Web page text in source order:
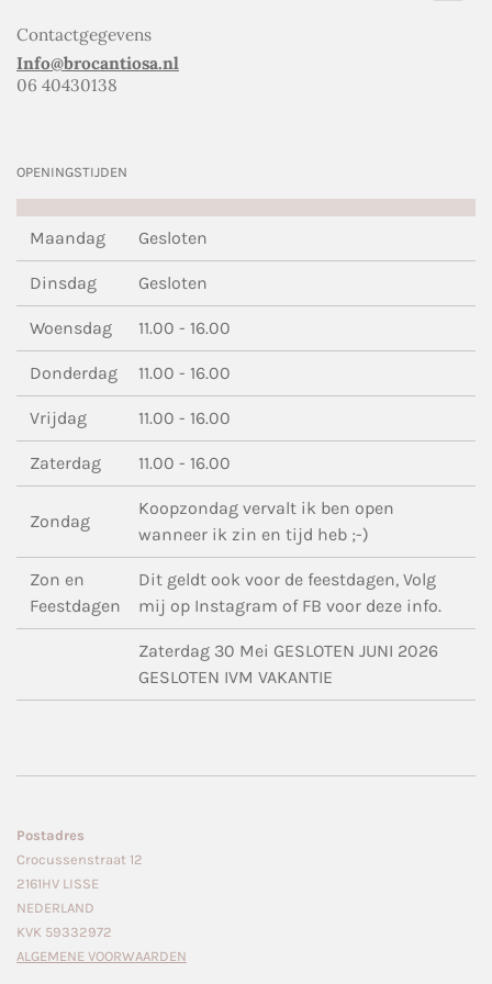
Contactgegevens
Info@brocantiosa.nl
06 40430138
OPENINGSTIJDEN
Maandag Gesloten
Dinsdag Gesloten
Woensdag 11.00 - 16.00
Donderdag 11.00 - 16.00
Vrijdag 11.00 - 16.00
Zaterdag 11.00 - 16.00
Zondag
Koopzondag vervalt ik ben open
wanneer ik zin en tijd heb ;-)
Zon en
Feestdagen
Dit geldt ook voor de feestdagen, Volg
mij op Instagram of FB voor deze info.
Zaterdag 30 Mei GESLOTEN JUNI 2026
GESLOTEN IVM VAKANTIE
Postadres
Crocussenstraat 12
2161HV LISSE
NEDERLAND
KVK 59332972
ALGEMENE VOORWAARDEN